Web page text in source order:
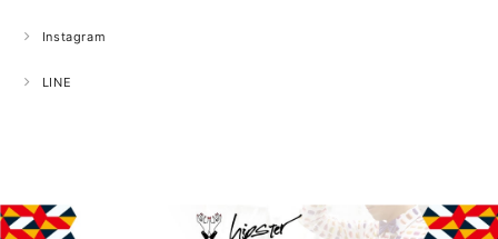
Instagram
LINE